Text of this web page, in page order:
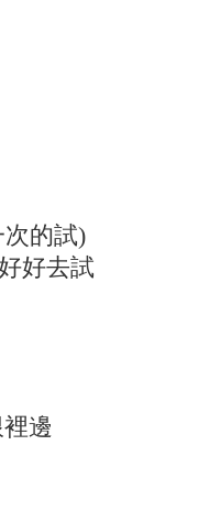
字
次的試)
好去試
邊